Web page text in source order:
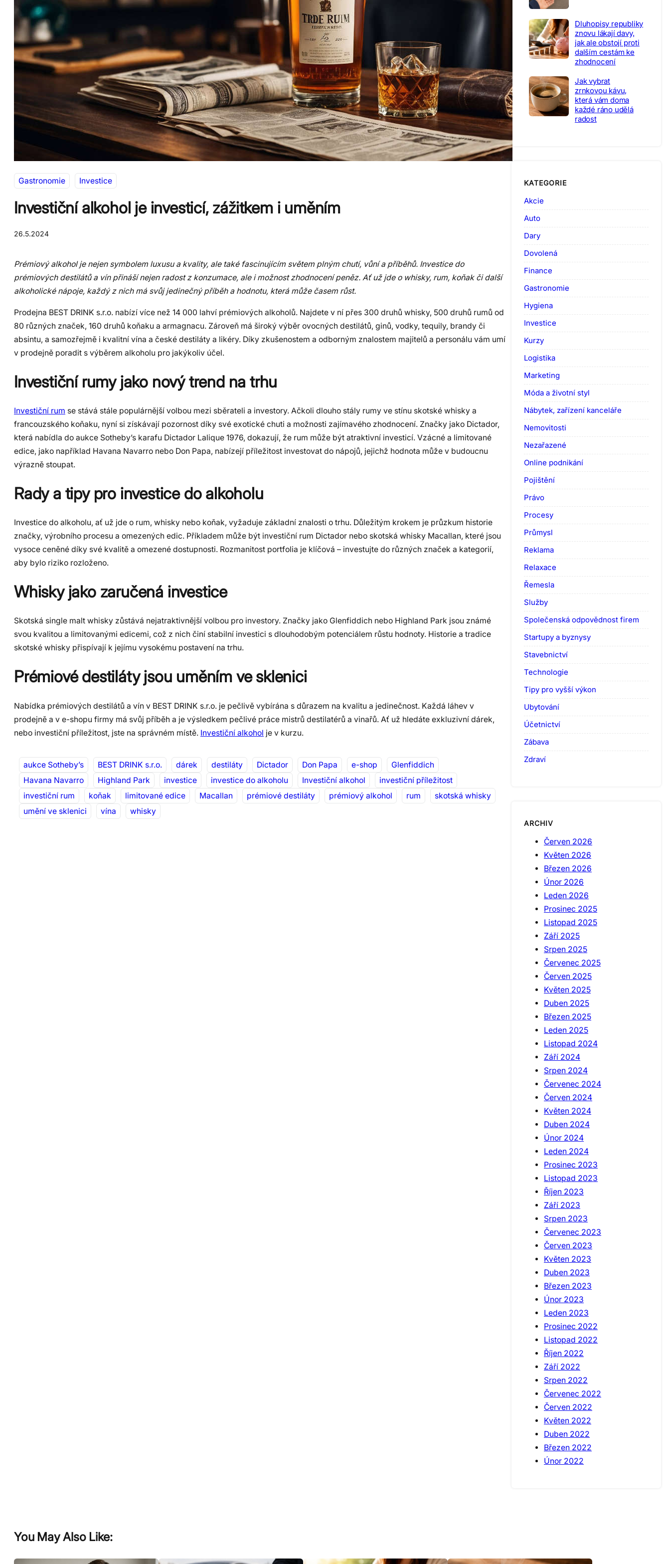
Gastronomie Investice
Investiční alkohol je investicí, zážitkem i uměním
26.5.2024
Prémiový alkohol je nejen symbolem luxusu a kvality, ale také fascinujícím světem plným chutí, vůní a příběhů. Investice do
prémiových destilátů a vín přináší nejen radost z konzumace, ale i možnost zhodnocení peněz. Ať už jde o whisky, rum, koňak či další
alkoholické nápoje, každý z nich má svůj jedinečný příběh a hodnotu, která může časem růst.
Prodejna BEST DRINK s.r.o. nabízí více než 14 000 lahví prémiových alkoholů. Najdete v ní přes 300 druhů whisky, 500 druhů rumů od
80 různých značek, 160 druhů koňaku a armagnacu. Zároveň má široký výběr ovocných destilátů, ginů, vodky, tequily, brandy či
absintu, a samozřejmě i kvalitní vína a české destiláty a likéry. Díky zkušenostem a odborným znalostem majitelů a personálu vám umí
v prodejně poradit s výběrem alkoholu pro jakýkoliv účel.
Investiční rumy jako nový trend na trhu
Investiční rum se stává stále populárnější volbou mezi sběrateli a investory. Ačkoli dlouho stály rumy ve stínu skotské whisky a
francouzského koňaku, nyní si získávají pozornost díky své exotické chuti a možnosti zajímavého zhodnocení. Značky jako Dictador,
která nabídla do aukce Sotheby’s karafu Dictador Lalique 1976, dokazují, že rum může být atraktivní investicí. Vzácné a limitované
edice, jako například Havana Navarro nebo Don Papa, nabízejí příležitost investovat do nápojů, jejichž hodnota může v budoucnu
výrazně stoupat.
Rady a tipy pro investice do alkoholu
Investice do alkoholu, ať už jde o rum, whisky nebo koňak, vyžaduje základní znalosti o trhu. Důležitým krokem je průzkum historie
značky, výrobního procesu a omezených edic. Příkladem může být investiční rum Dictador nebo skotská whisky Macallan, které jsou
vysoce ceněné díky své kvalitě a omezené dostupnosti. Rozmanitost portfolia je klíčová – investujte do různých značek a kategorií,
aby bylo riziko rozloženo.
Whisky jako zaručená investice
Skotská single malt whisky zůstává nejatraktivnější volbou pro investory. Značky jako Glenfiddich nebo Highland Park jsou známé
svou kvalitou a limitovanými edicemi, což z nich činí stabilní investici s dlouhodobým potenciálem růstu hodnoty. Historie a tradice
skotské whisky přispívají k jejímu vysokému postavení na trhu.
Prémiové destiláty jsou uměním ve sklenici
Nabídka prémiových destilátů a vín v BEST DRINK s.r.o. je pečlivě vybírána s důrazem na kvalitu a jedinečnost. Každá láhev v
prodejně a v e-shopu firmy má svůj příběh a je výsledkem pečlivé práce mistrů destilatérů a vinařů. Ať už hledáte exkluzivní dárek,
nebo investiční příležitost, jste na správném místě. Investiční alkohol je v kurzu.
aukce Sotheby’s BEST DRINK s.r.o. dárek destiláty Dictador Don Papa e-shop
Glenfiddich
Havana Navarro
Highland Park investice investice do alkoholu Investiční alkohol
investiční příležitost
investiční rum
koňak limitované edice Macallan prémiové destiláty prémiový alkohol rum
skotská whisky
umění ve sklenici
vína whisky
Dluhopisy republiky
znovu lákají davy,
jak ale obstojí proti
dalším cestám ke
zhodnocení
Jak vybrat
zrnkovou kávu,
která vám doma
každé ráno udělá
radost
KATEGORIE
Akcie
Auto
Dary
Dovolená
Finance
Gastronomie
Hygiena
Investice
Kurzy
Logistika
Marketing
Móda a životní styl
Nábytek, zařízení kanceláře
Nemovitosti
Nezařazené
Online podnikání
Pojištění
Právo
Procesy
Průmysl
Reklama
Relaxace
Řemesla
Služby
Společenská odpovědnost firem
Startupy a byznysy
Stavebnictví
Technologie
Tipy pro vyšší výkon
Ubytování
Účetnictví
Zábava
Zdraví
ARCHIV
Červen 2026
Květen 2026
Březen 2026
Únor 2026
Leden 2026
Prosinec 2025
Listopad 2025
Září 2025
Srpen 2025
Červenec 2025
Červen 2025
Květen 2025
Duben 2025
Březen 2025
Leden 2025
Listopad 2024
Září 2024
Srpen 2024
Červenec 2024
Červen 2024
Květen 2024
Duben 2024
Únor 2024
Leden 2024
Prosinec 2023
Listopad 2023
Říjen 2023
Září 2023
Srpen 2023
Červenec 2023
Červen 2023
Květen 2023
Duben 2023
Březen 2023
Únor 2023
Leden 2023
Prosinec 2022
Listopad 2022
Říjen 2022
Září 2022
Srpen 2022
Červenec 2022
Červen 2022
Květen 2022
Duben 2022
Březen 2022
Únor 2022
You May Also Like: